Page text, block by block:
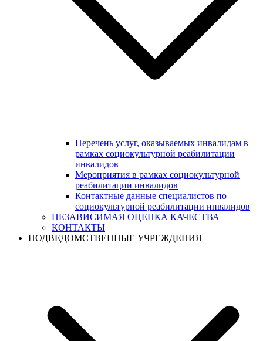
Перечень услуг, оказываемых инвалидам в
рамках социокультурной реабилитации
инвалидов
Мероприятия в рамках социокультурной
реабилитации инвалидов
Контактные данные специалистов по
социокультурной реабилитации инвалидов
НЕЗАВИСИМАЯ ОЦЕНКА КАЧЕСТВА
КОНТАКТЫ
ПОДВЕДОМСТВЕННЫЕ УЧРЕЖДЕНИЯ